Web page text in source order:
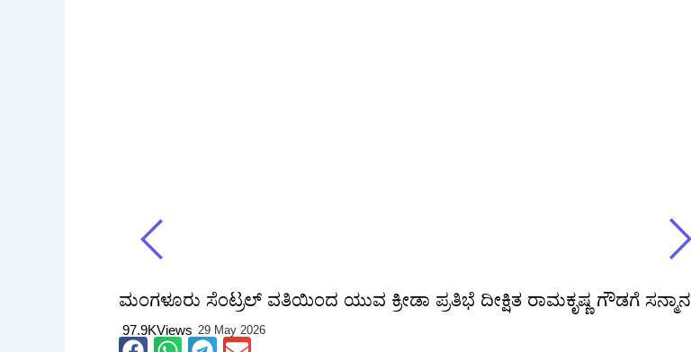
ಮಂಗಳೂರು ಸೆಂಟ್ರಲ್ ವತಿಯಿಂದ ಯುವ ಕ್ರೀಡಾ ಪ್ರತಿಭೆ ದೀಕ್ಷಿತ ರಾಮಕೃಷ್ಣ ಗೌಡಗೆ ಸನ್ಮಾನ
97.9KViews 29 May 2026